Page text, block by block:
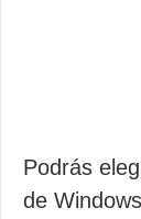
Podrás
de